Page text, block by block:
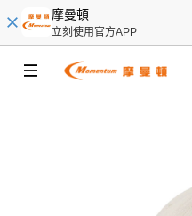
摩曼頓
立刻使用官方APP